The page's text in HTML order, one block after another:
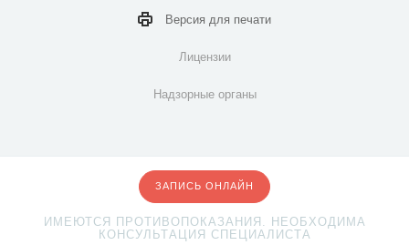
Версия для печати
Лицензии
Надзорные органы
ЗАПИСЬ ОНЛАЙН
ИМЕЮТСЯ ПРОТИВОПОКАЗАНИЯ. НЕОБХОДИМА
КОНСУЛЬТАЦИЯ СПЕЦИАЛИСТА